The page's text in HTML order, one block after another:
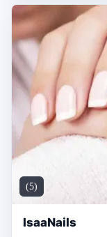
(5)
IsaaNails